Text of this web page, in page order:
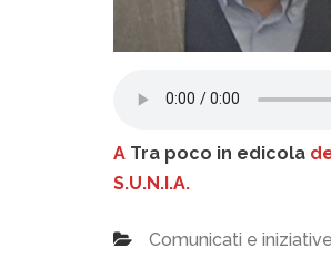
A Tra poco in edicola
S.U.N.I.A.
Comunicati e iniziative